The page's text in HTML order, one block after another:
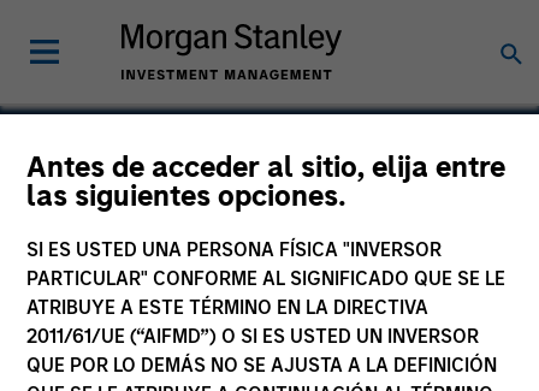
Antes de acceder al sitio, elija entre
las siguientes opciones.
SI ES USTED UNA PERSONA FÍSICA "INVERSOR
PARTICULAR" CONFORME AL SIGNIFICADO QUE SE LE
ATRIBUYE A ESTE TÉRMINO EN LA DIRECTIVA
2011/61/UE (“AIFMD”) O SI ES USTED UN INVERSOR
QUE POR LO DEMÁS NO SE AJUSTA A LA DEFINICIÓN
Life & Bio